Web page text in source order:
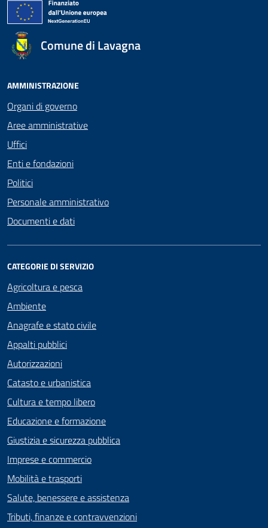
Comune di Lavagna
AMMINISTRAZIONE
Organi di governo
Aree amministrative
Uffici
Enti e fondazioni
Politici
Personale amministrativo
Documenti e dati
CATEGORIE DI SERVIZIO
Agricoltura e pesca
Ambiente
Anagrafe e stato civile
Appalti pubblici
Autorizzazioni
Catasto e urbanistica
Cultura e tempo libero
Educazione e formazione
Giustizia e sicurezza pubblica
Imprese e commercio
Mobilità e trasporti
Salute, benessere e assistenza
Tributi, finanze e contravvenzioni